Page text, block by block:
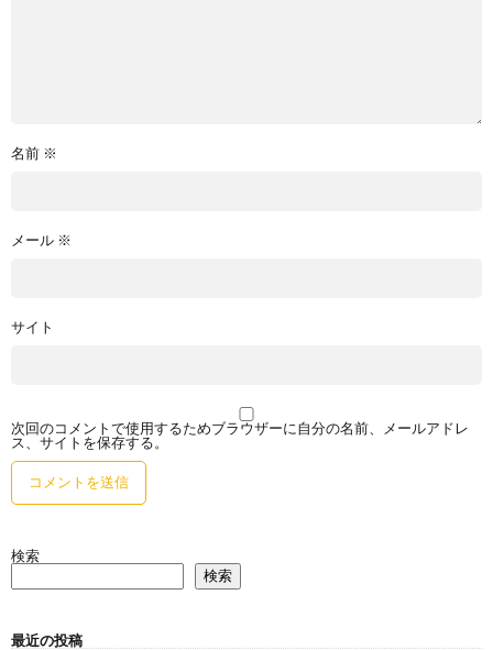
名前 ※
メール ※
サイト
次回のコメントで使用するためブラウザーに自分の名前、メールアドレ
ス、サイトを保存する。
検索
検索
最近の投稿